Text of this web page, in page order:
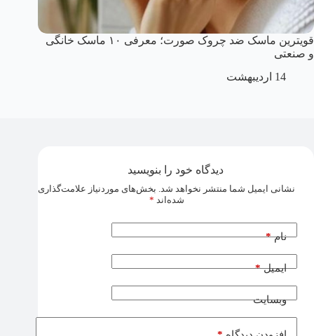
قویترین ماسک ضد چروک صورت؛‌ معرفی ۱۰ ماسک‌ خانگی
و صنعتی
14 اردیبهشت
دیدگاه خود را بنویسید
نشانی ایمیل شما منتشر نخواهد شد. بخش‌های موردنیاز علامت‌گذاری
شده‌اند *
نام*
ایمیل*
وبسایت